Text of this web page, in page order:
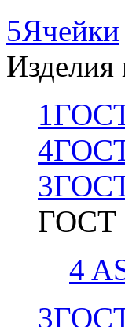
5Ячейки
Изделия
1
4
3
ГОСТ
4
3